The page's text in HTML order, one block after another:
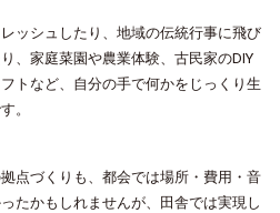
ッシュしたり、地域の伝統行事に飛び
、家庭菜園や農業体験、古民家のDIY
トなど、自分の手で何かをじっくり生
。
点づくりも、都会では場所・費用・音
たかもしれませんが、田舎では実現し